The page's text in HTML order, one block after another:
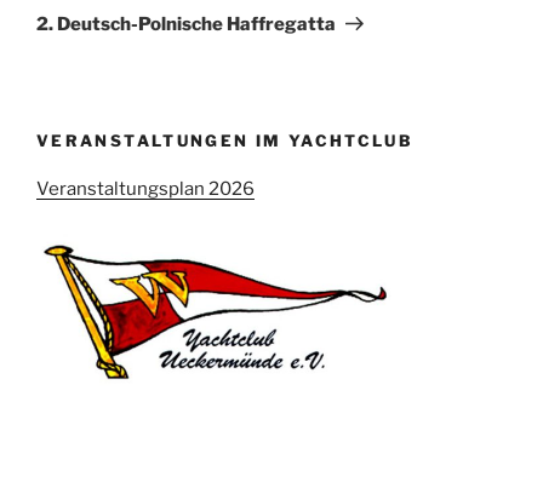
Beitrag
2. Deutsch-Polnische Haffregatta
VERANSTALTUNGEN IM YACHTCLUB
Veranstaltungsplan 2026